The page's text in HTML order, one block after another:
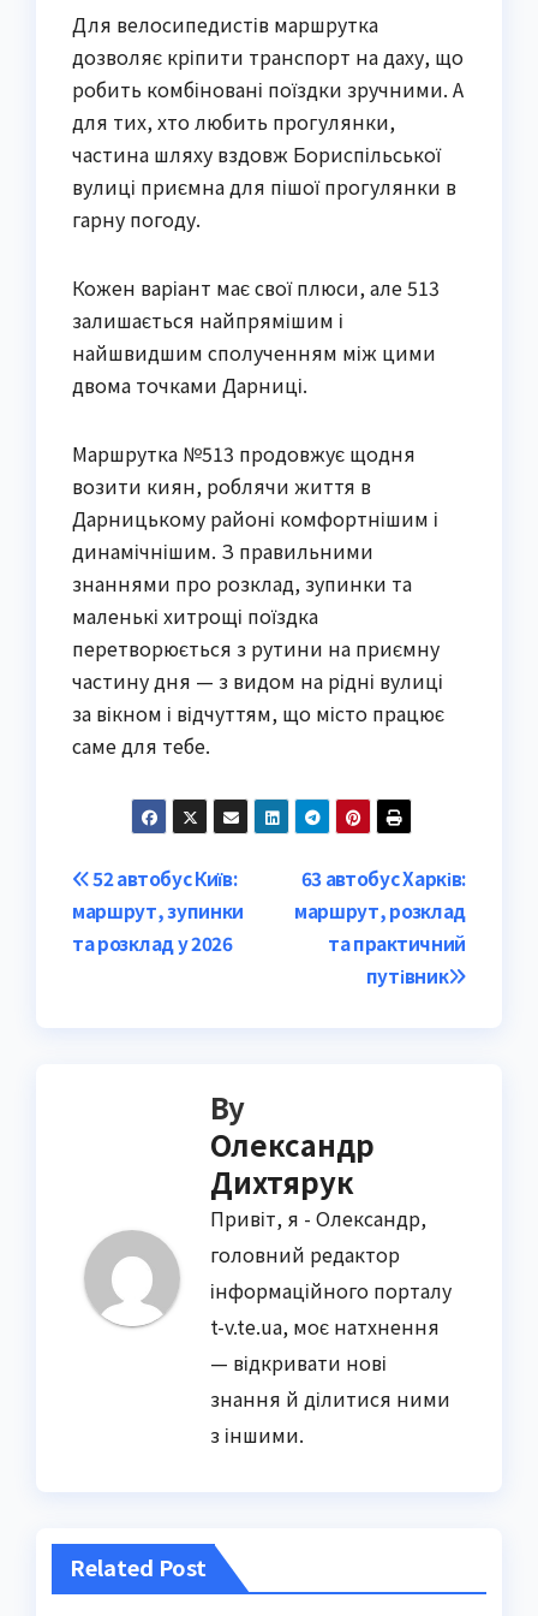
Для велосипедистів маршрутка
дозволяє кріпити транспорт на даху, що
робить комбіновані поїздки зручними. А
для тих, хто любить прогулянки,
частина шляху вздовж Бориспільської
вулиці приємна для пішої прогулянки в
гарну погоду.
Кожен варіант має свої плюси, але 513
залишається найпрямішим і
найшвидшим сполученням між цими
двома точками Дарниці.
Маршрутка №513 продовжує щодня
возити киян, роблячи життя в
Дарницькому районі комфортнішим і
динамічнішим. З правильними
знаннями про розклад, зупинки та
маленькі хитрощі поїздка
перетворюється з рутини на приємну
частину дня — з видом на рідні вулиці
за вікном і відчуттям, що місто працює
саме для тебе.
Post
navigation
63 автобус Харків:
маршрут, розклад
та практичний
путівник
52 автобус Київ:
маршрут, зупинки
та розклад у 2026
By
Олександр
Дихтярук
Привіт, я - Олександр,
головний редактор
інформаційного порталу
t-v.te.ua, моє натхнення
— відкривати нові
знання й ділитися ними
з іншими.
Related Post